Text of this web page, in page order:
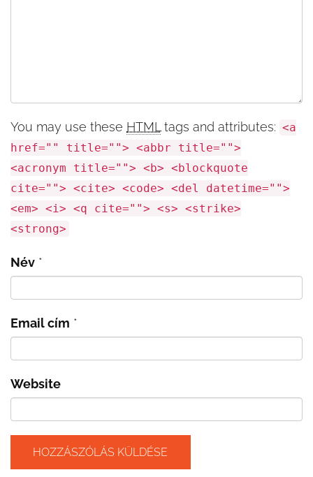
You may use these HTMLtags and attributes: <a
href="" title=""> <abbr title="">
<acronym title=""> <b> <blockquote
cite=""> <cite> <code> <del datetime="">
<em> <i> <q cite=""> <s> <strike>
<strong>
Név *
Email cím *
Website